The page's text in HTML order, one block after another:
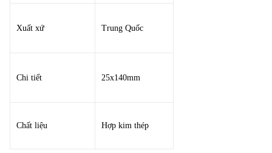
Xuất xứ Trung Quốc
Chi tiết 25x140mm
Chất liệu Hợp kim thép